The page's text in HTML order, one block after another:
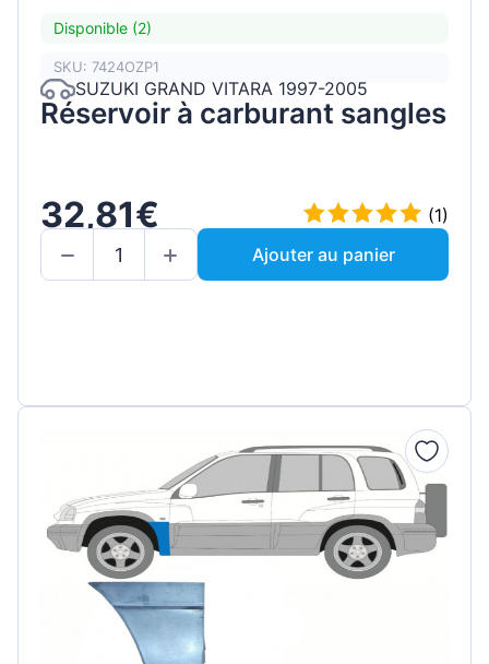
Disponible (2)
SKU: 7424OZP1
SUZUKI GRAND VITARA 1997-2005
Réservoir à carburant sangles
32,81€
(1)
Ajouter au panier